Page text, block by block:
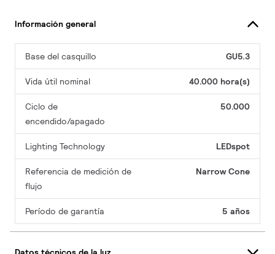
Información general
Base del casquillo GU5.3
Vida útil nominal 40.000 hora(s)
Ciclo de
encendido/apagado
50.000
Lighting Technology LEDspot
Referencia de medición de
flujo
Narrow Cone
Período de garantía 5 años